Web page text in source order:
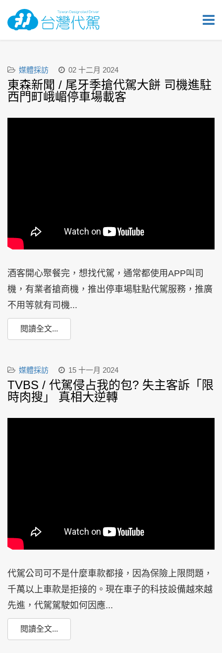
媒體採訪 02 十二月 2024
東森新聞 / 尾牙季搶代駕大餅 司機進駐
西門町峨嵋停車場載客
酒客開心聚餐完，想找代駕，通常都使用APP叫司
機，有業者搶商機，推出停車場駐點代駕服務，推廣
不用等就有司機...
閱讀全文...
媒體採訪 15 十一月 2024
TVBS / 代駕侵占我的包? 失主客訴「限
時肉搜」 真相大逆轉
代駕公司可不是什麼車款都接，因為保險上限問題，
千萬以上車款是拒接的。現在車子的科技設備越來越
先進，代駕駕駛如何因應...
閱讀全文...